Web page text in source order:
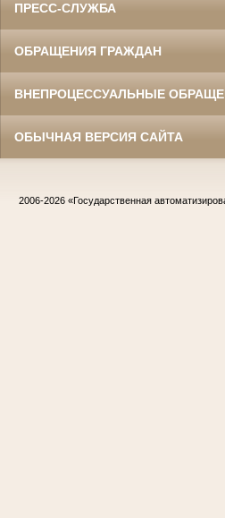
ПРЕСС-СЛУЖБА
ОБРАЩЕНИЯ ГРАЖДАН
ВНЕПРОЦЕССУАЛЬНЫЕ
ОБЫЧНАЯ ВЕРСИЯ САЙТА
2006-2026 «Государственная